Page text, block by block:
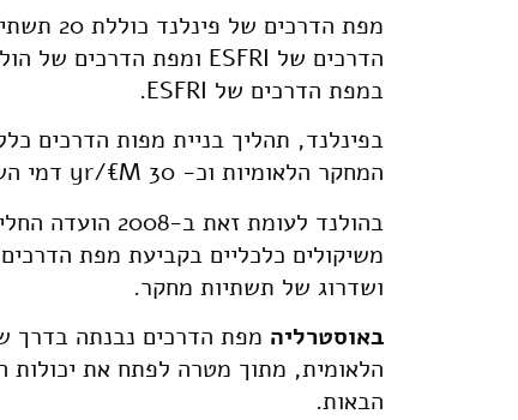
במפת הדרכים של ESFRI.
המחקר הלאומיות וכ- yr/€M 30 דמי השתתפות בתשתיות מחקר בינלאומיות.
בהולנד לעומת
ושדרוג של תשתיות מחקר.
באוסטרליה מפת הדרכים נבנתה בדרך
הלאומית, מתוך מטרה לפתח את
הבאות.